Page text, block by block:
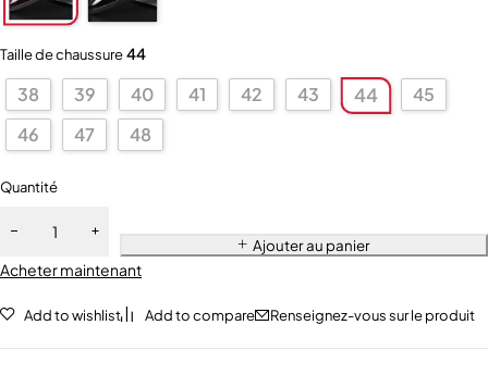
Taille de chaussure44
38 39 40 41 42 43 44
45
46
47 48
Quantité
Ajouter au panier
Acheter maintenant
Add to wishlist Add to compare Renseignez-vous sur le produit